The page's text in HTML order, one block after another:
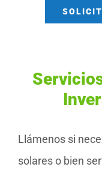
Llámenos si
solares o bien